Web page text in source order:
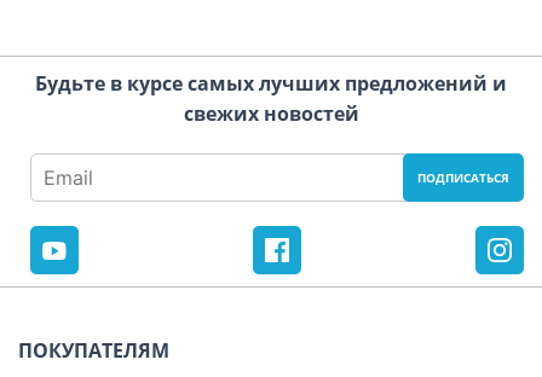
Будьте в курсе самых лучших предложений и
свежих новостей
ПОКУПАТЕЛЯМ